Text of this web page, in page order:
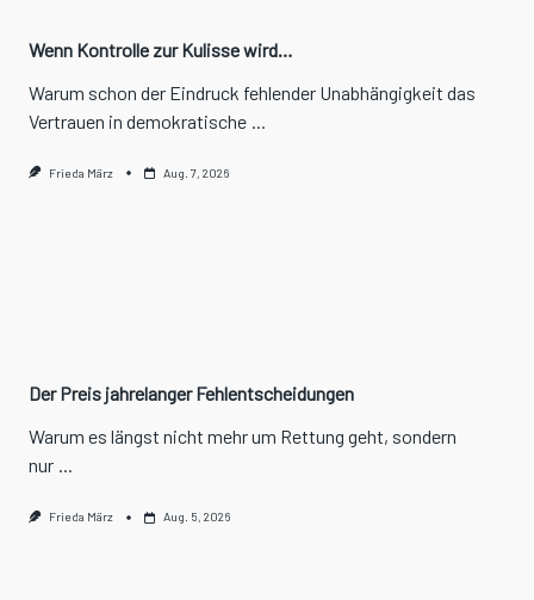
Wenn Kontrolle zur Kulisse wird…
Warum schon der Eindruck fehlender Unabhängigkeit das
Vertrauen in demokratische ...
Frieda März Aug. 7, 2026
Der Preis jahrelanger Fehlentscheidungen
Warum es längst nicht mehr um Rettung geht, sondern
nur ...
Frieda März Aug. 5, 2026